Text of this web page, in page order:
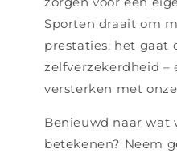
Sporten draait om
prestaties; het gaat
zelfverzekerdheid –
versterken met
Benieuwd naar wat
betekenen? Neem